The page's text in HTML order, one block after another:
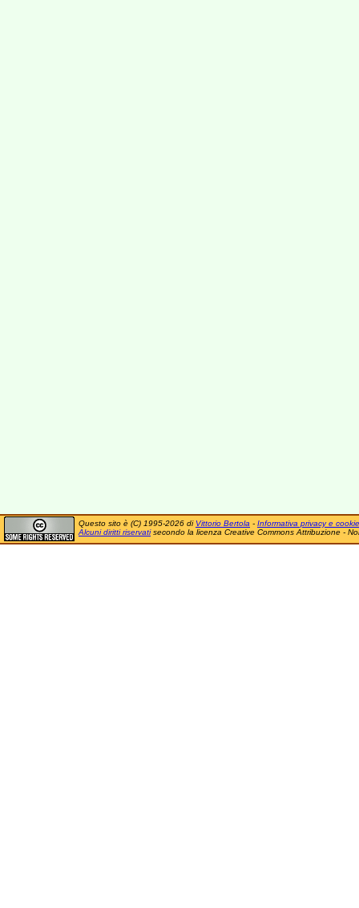
Questo sito è (C) 1995-2026 di Vittorio Bertola - Informativa privacy e cookie
Alcuni diritti riservatisecondo la licenza Creative Commons Attribuzione -